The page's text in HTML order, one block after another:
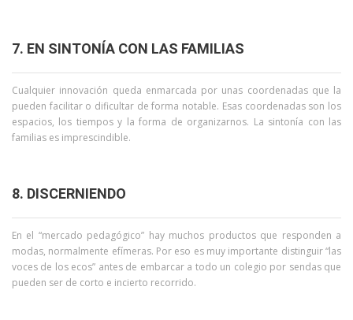
7. EN SINTONÍA CON LAS FAMILIAS
Cualquier innovación queda enmarcada por unas coordenadas que la
pueden facilitar o dificultar de forma notable. Esas coordenadas son los
espacios, los tiempos y la forma de organizarnos. La sintonía con las
familias es imprescindible.
8. DISCERNIENDO
En el “mercado pedagógico” hay muchos productos que responden a
modas, normalmente efímeras. Por eso es muy importante distinguir “las
voces de los ecos” antes de embarcar a todo un colegio por sendas que
pueden ser de corto e incierto recorrido.